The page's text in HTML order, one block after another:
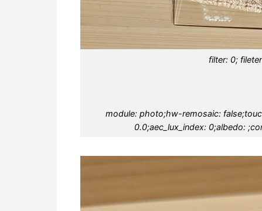
filter: 0;
module: photo;hw-remosaic:
0.0;aec_lux_index: 0;albedo: